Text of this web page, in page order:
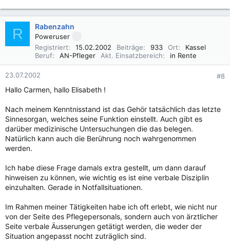
R Rabenzahn
Poweruser
Registriert
15.02.2002 Beiträge 933 Ort
Kassel
Beruf
AN-Pfleger Akt. Einsatzbereich in Rente
23.07.2002 #8
Hallo Carmen, hallo Elisabeth !
Nach meinem Kenntnisstand ist das Gehör tatsächlich das letzte
Sinnesorgan, welches seine Funktion einstellt. Auch gibt es
darüber medizinische Untersuchungen die das belegen.
Natürlich kann auch die Berührung noch wahrgenommen
werden.
Ich habe diese Frage damals extra gestellt, um dann darauf
hinweisen zu können, wie wichtig es ist eine verbale Disziplin
einzuhalten. Gerade in Notfallsituationen.
Im Rahmen meiner Tätigkeiten habe ich oft erlebt, wie nicht nur
von der Seite des Pflegepersonals, sondern auch von ärztlicher
Seite verbale Äusserungen getätigt werden, die weder der
Situation angepasst nocht zuträglich sind.